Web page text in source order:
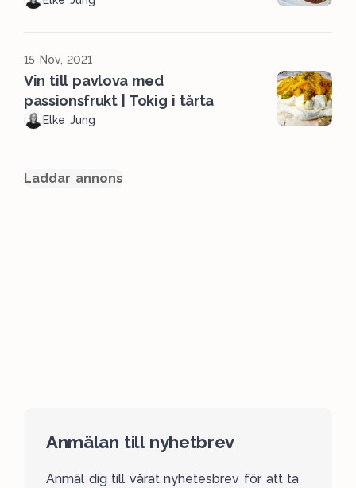
15 Nov, 2021
Vin till pavlova med
passionsfrukt | Tokig i tårta
Elke Jung
Laddar annons
Anmälan till nyhetbrev
Anmäl dig till vårat nyhetesbrev för att ta